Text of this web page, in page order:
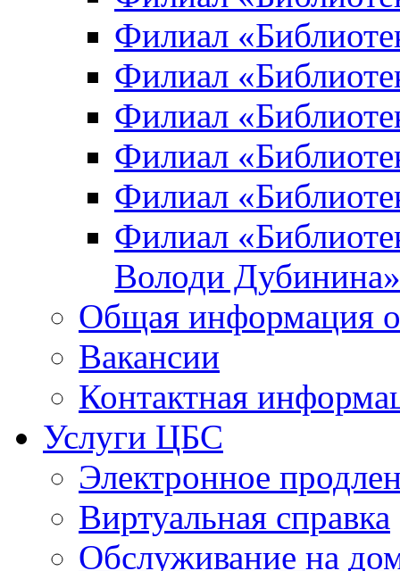
Филиал
Филиал
Филиал
Филиал
Филиал
Филиал
Володи Дубинина»
Общая информация
Вакансии
Контактная
Услуги ЦБС
Электронное
Виртуальная справка
Обслуживание на